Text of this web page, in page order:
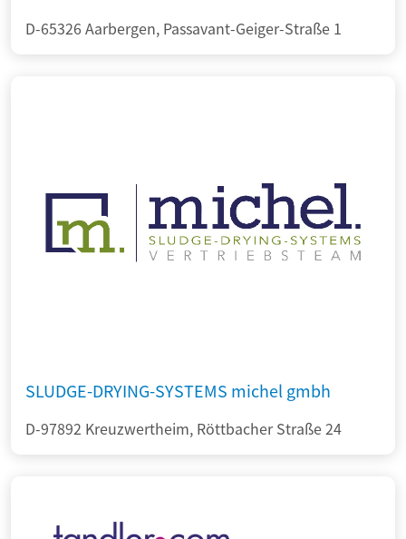
D-65326 Aarbergen, Passavant-Geiger-Straße 1
SLUDGE-DRYING-SYSTEMS michel gmbh
D-97892 Kreuzwertheim, Röttbacher Straße 24